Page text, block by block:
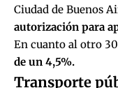
Ciudad de Buenos
autorización para
En cuanto al otro
de un 4,5%.
Transporte